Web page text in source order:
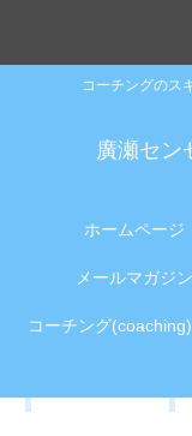
コーチングのス
廣瀬セン
ホームページ
メールマガジン
コーチング